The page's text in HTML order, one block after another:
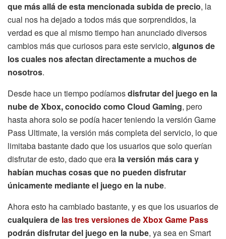
que más allá de esta mencionada subida de precio, la
cual nos ha dejado a todos más que sorprendidos, la
verdad es que al mismo tiempo han anunciado diversos
cambios más que curiosos para este servicio, algunos de
los cuales nos afectan directamente a muchos de
nosotros.
Desde hace un tiempo podíamosdisfrutar del juego en la
nube de Xbox, conocido como Cloud Gaming, pero
hasta ahora solo se podía hacer teniendo la versión Game
Pass Ultimate, la versión más completa del servicio, lo que
limitaba bastante dado que los usuarios que solo querían
disfrutar de esto, dado que era la versión más cara y
habían muchas cosas que no pueden disfrutar
únicamente mediante el juego en la nube.
Ahora esto ha cambiado bastante, y es que los usuarios de
cualquiera de las tres versiones de Xbox Game Pass
podrán disfrutar del juego en la nube, ya sea en Smart